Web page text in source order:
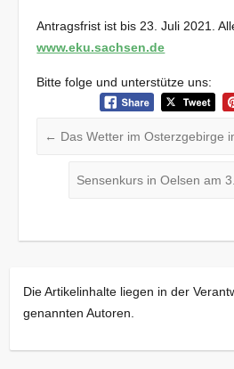
Antragsfrist ist bis 23. Juli 2021.
www.eku.sachsen.de
Bitte folge und unterstütze uns:
← Das Wetter im Osterzgebirge
Sensenkurs in Oelsen am
Die Artikelinhalte liegen in der
genannten Autoren.